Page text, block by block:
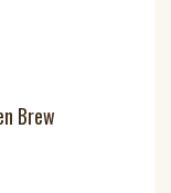
Brew